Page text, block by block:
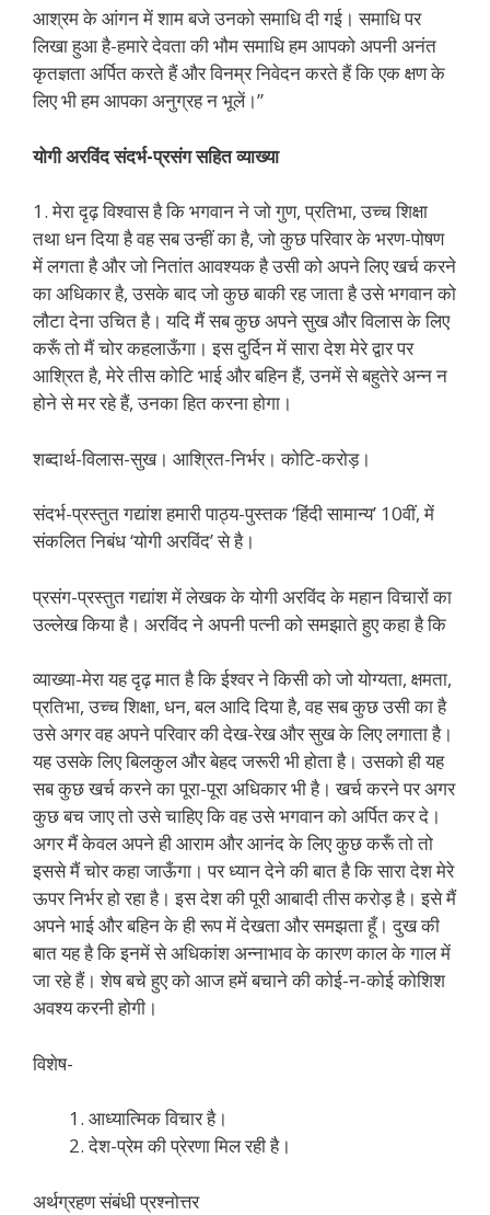
आश्रम के आंगन में शाम बजे उनको समाधि दी गई। समाधि पर
लिखा हुआ है-हमारे देवता की भौम समाधि हम आपको अपनी अनंत
कृतज्ञता अर्पित करते हैं और विनम्र निवेदन करते हैं कि एक क्षण के
लिए भी हम आपका अनुग्रह न भूलें।”
योगी अरविंद संदर्भ-प्रसंग सहित व्याख्या
1. मेरा दृढ़ विश्वास है कि भगवान ने जो गुण, प्रतिभा, उच्च शिक्षा
तथा धन दिया है वह सब उन्हीं का है, जो कुछ परिवार के भरण-पोषण
में लगता है और जो नितांत आवश्यक है उसी को अपने लिए खर्च करने
का अधिकार है, उसके बाद जो कुछ बाकी रह जाता है उसे भगवान को
लौटा देना उचित है। यदि मैं सब कुछ अपने सुख और विलास के लिए
करूँ तो मैं चोर कहलाऊँगा। इस दुर्दिन में सारा देश मेरे द्वार पर
आश्रित है, मेरे तीस कोटि भाई और बहिन हैं, उनमें से बहुतेरे अन्न न
होने से मर रहे हैं, उनका हित करना होगा।
शब्दार्थ-विलास-सुख। आश्रित-निर्भर। कोटि-करोड़।
संदर्भ-प्रस्तुत गद्यांश हमारी पाठ्य-पुस्तक ‘हिंदी सामान्य’ 10वीं, में
संकलित निबंध ‘योगी अरविंद’ से है।
प्रसंग-प्रस्तुत गद्यांश में लेखक के योगी अरविंद के महान विचारों का
उल्लेख किया है। अरविंद ने अपनी पत्नी को समझाते हुए कहा है कि
व्याख्या-मेरा यह दृढ़ मात है कि ईश्वर ने किसी को जो योग्यता, क्षमता,
प्रतिभा, उच्च शिक्षा, धन, बल आदि दिया है, वह सब कुछ उसी का है
उसे अगर वह अपने परिवार की देख-रेख और सुख के लिए लगाता है।
यह उसके लिए बिलकुल और बेहद जरूरी भी होता है। उसको ही यह
सब कुछ खर्च करने का पूरा-पूरा अधिकार भी है। खर्च करने पर अगर
कुछ बच जाए तो उसे चाहिए कि वह उसे भगवान को अर्पित कर दे।
अगर मैं केवल अपने ही आराम और आनंद के लिए कुछ करूँ तो तो
इससे मैं चोर कहा जाऊँगा। पर ध्यान देने की बात है कि सारा देश मेरे
ऊपर निर्भर हो रहा है। इस देश की पूरी आबादी तीस करोड़ है। इसे मैं
अपने भाई और बहिन के ही रूप में देखता और समझता हूँ। दुख की
बात यह है कि इनमें से अधिकांश अन्नाभाव के कारण काल के गाल में
जा रहे हैं। शेष बचे हुए को आज हमें बचाने की कोई-न-कोई कोशिश
अवश्य करनी होगी।
विशेष-
आध्यात्मिक विचार है।
देश-प्रेम की प्रेरणा मिल रही है।
अर्थग्रहण संबंधी प्रश्नोत्तर